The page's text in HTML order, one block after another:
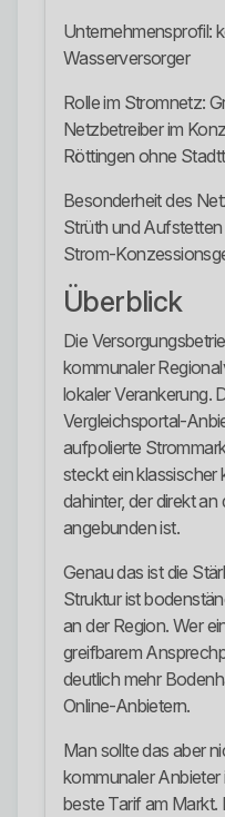
Unternehmensprofil:
Wasserversorger
Rolle im Stromnetz:
Netzbetreiber im
Röttingen ohne
Besonderheit des
Strüth und
Strom-
Überblick
Die
kommunaler
lokaler Verankerung.
Vergleichsportal-
aufpolierte
steckt ein klassischer
dahinter, der direkt
angebunden ist.
Genau das ist die
Struktur ist
an der Region. Wer
greifbarem
deutlich mehr
Online-Anbietern.
Man sollte das aber
kommunaler
beste Tarif am Markt.